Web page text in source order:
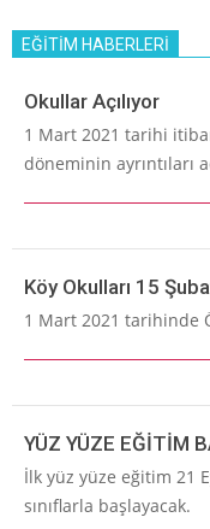
EĞİTİM HABERLERİ
Okullar Açılıyor
1 Mart 2021 tarihi
döneminin ayrıntıları
Köy Okulları 15
1 Mart 2021 tarihinde
YÜZ YÜZE EĞİTİM
İlk yüz yüze eğitim 21
sınıflarla başlayacak.